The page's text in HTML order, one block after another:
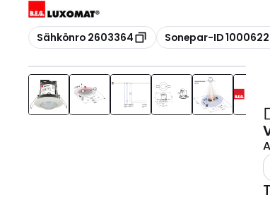
Kopioi
Sähkönro 2603364 Kopioi
Sonepar-ID